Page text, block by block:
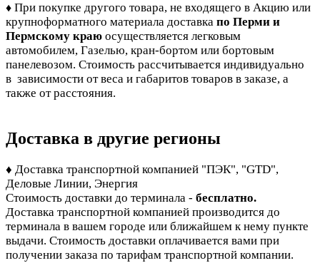
♦ При покупке другого товара, не входящего в Акцию или
крупноформатного материала доставка по Перми и
Пермскому краю осуществляется легковым
автомобилем, Газелью, кран-бортом или бортовым
панелевозом. Стоимость рассчитывается индивидуально
в зависимости от веса и габаритов товаров в заказе, а
также от расстояния.
Доставка в другие регионы
♦ Доставка транспортной компанией "ПЭК", "GTD",
Деловые Линии, Энергия
Стоимость доставки до терминала - бесплатно.
Доставка транспортной компанией производится до
терминала в вашем городе или ближайшем к нему пункте
выдачи. Стоимость доставки оплачивается вами при
получении заказа по тарифам транспортной компании.